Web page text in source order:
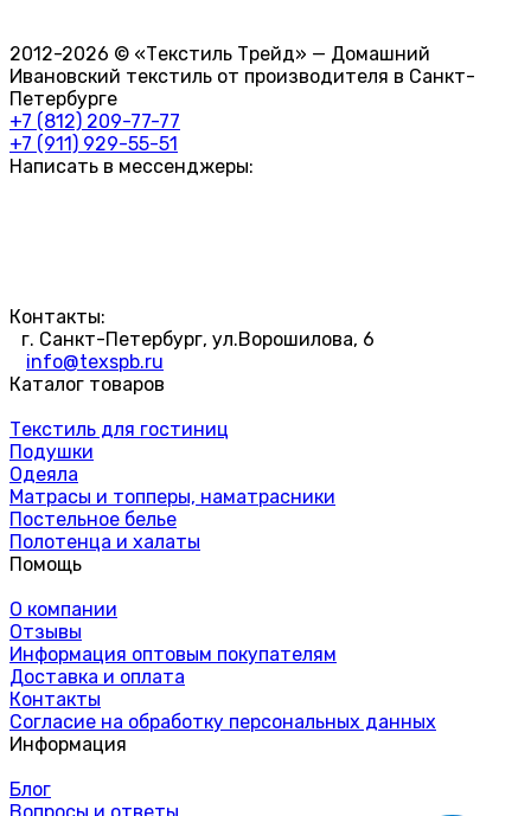
2012-2026 © «Текстиль Трейд» — Домашний
Ивановский текстиль от производителя в Санкт-
Петербурге
+7 (812) 209-77-77
+7 (911) 929-55-51
Написать в мессенджеры:
Контакты:
г. Санкт-Петербург, ул.Ворошилова, 6
info@texspb.ru
Каталог товаров
Текстиль для гостиниц
Подушки
Одеяла
Матрасы и топперы, наматрасники
Постельное белье
Полотенца и халаты
Помощь
О компании
Отзывы
Информация оптовым покупателям
Доставка и оплата
Контакты
Согласие на обработку персональных данных
Информация
Блог